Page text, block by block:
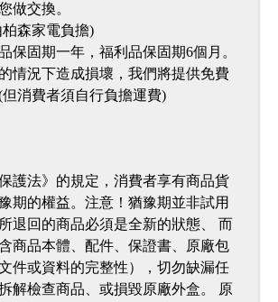
做交換。
森家電負擔)
保固期一年，福利品保固期6個月。
情況下造成損壞，我們將提供免費
消費者須自行負擔運費)
護法》的規定，消費者享有商品貨
期的權益。注意！猶豫期並非試用
退回的商品必須是全新的狀態、 而
商品本體、配件、保證書、原廠包
件或資料的完整性），切勿缺漏任
解檢查商品、或損毀原廠外盒。 原